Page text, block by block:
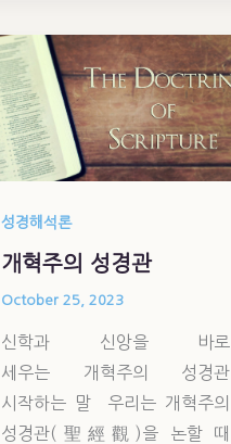
성경해석론
개혁주의 성경관
October 25, 2023
신학과 신앙을 바로
세우는 개혁주의 성경관
시작하는 말 우리는 개혁주의
성경관(聖經觀)을 논할 때